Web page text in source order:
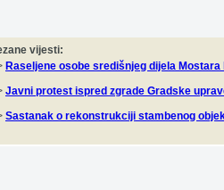
vijesti:
Raseljene osobe središnjeg dijela
Javni protest ispred zgrade Gradske
Sastanak o rekonstrukciji stambenog